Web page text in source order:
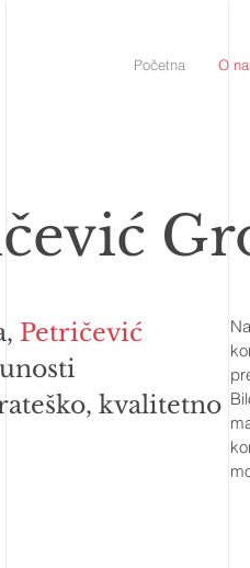
Početna O
Petričević
kvalitetno